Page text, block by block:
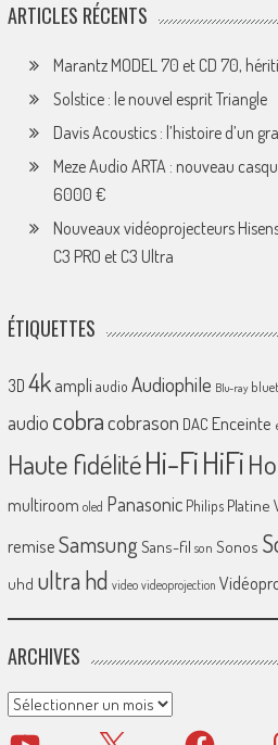
ARTICLES RÉCENTS
Marantz MODEL 70 et CD 70,
Solstice : le nouvel esprit Triangle
Davis Acoustics : l’histoire d’un
Meze Audio ARTA : nouveau
6000 €
Nouveaux vidéoprojecteurs
C3 PRO et C3 Ultra
ÉTIQUETTES
3D 4k ampliaudio Audiophile Blu-ray
audio cobracobrason DAC Enceinte
Haute fidélitéHi-FiHiFi
multiroom oled Panasonic Philips Platine
remiseSamsungSans-fil son Sonos
uhd ultra hd video videoprojection
ARCHIVES
Archives